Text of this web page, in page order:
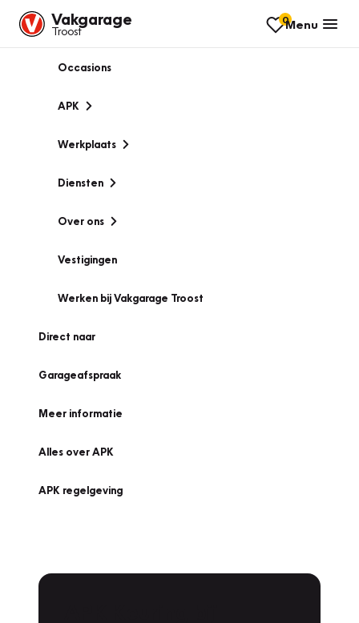
Vakgarage
Troost
0Menu
Occasions
APK
Werkplaats
Diensten
Over ons
Vestigingen
Werken bij Vakgarage Troost
Direct naar
Garageafspraak
Meer informatie
Alles over APK
APK regelgeving